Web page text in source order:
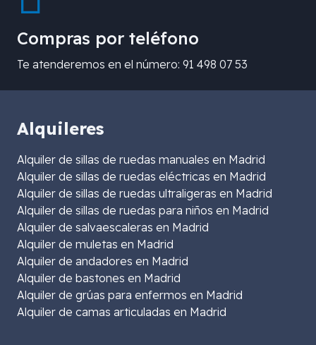
Compras por teléfono
Te atenderemos en el número: 91 498 07 53
Alquileres
Alquiler de sillas de ruedas manuales en Madrid
Alquiler de sillas de ruedas eléctricas en Madrid
Alquiler de sillas de ruedas ultraligeras en Madrid
Alquiler de sillas de ruedas para niños en Madrid
Alquiler de salvaescaleras en Madrid
Alquiler de muletas en Madrid
Alquiler de andadores en Madrid
Alquiler de bastones en Madrid
Alquiler de grúas para enfermos en Madrid
Alquiler de camas articuladas en Madrid